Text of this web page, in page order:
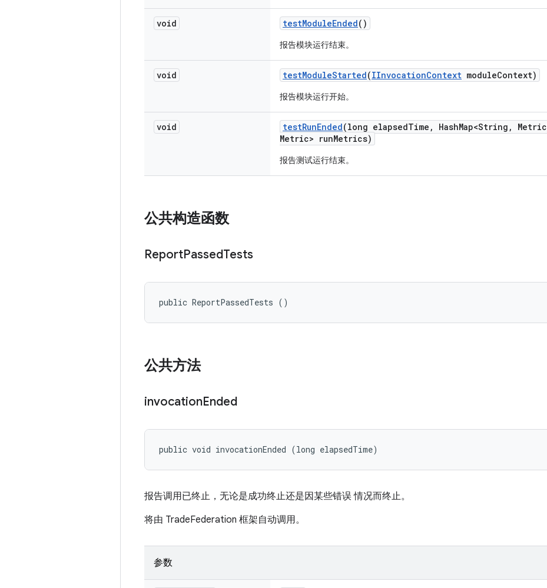
void testModuleEnded()
报告模块运行结束。
void testModuleStarted(IInvocationContext moduleContext)
报告模块运行开始。
void testRunEnded(long elapsedTime , HashMap<String , Metric
Metric> runMetrics)
报告测试运行结束。
公共构造函数
ReportPassedTests
public ReportPassedTests ()
公共方法
invocationEnded
public void invocationEnded (long elapsedTime)
报告调用已终止，无论是成功终止还是因某些错误 情况而终止。
将由 TradeFederation 框架自动调用。
参数